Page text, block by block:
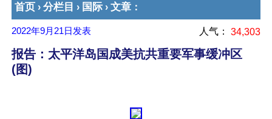
首页 › 分栏目 › 国际 › 文章 ：
2022年9月21日 发表 人气： 34,303
报告：太平洋岛国成美抗共重要军事缓冲区
(图)